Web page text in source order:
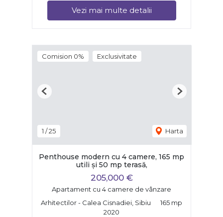
Vezi mai multe detalii
Comision 0% Exclusivitate
1 /25 Harta
Previous Next
Penthouse modern cu 4 camere, 165 mp
utili și 50 mp terasă,
205,000 €
Apartament cu 4 camere de vânzare
Arhitectilor - Calea Cisnadiei, Sibiu
165 mp
2020